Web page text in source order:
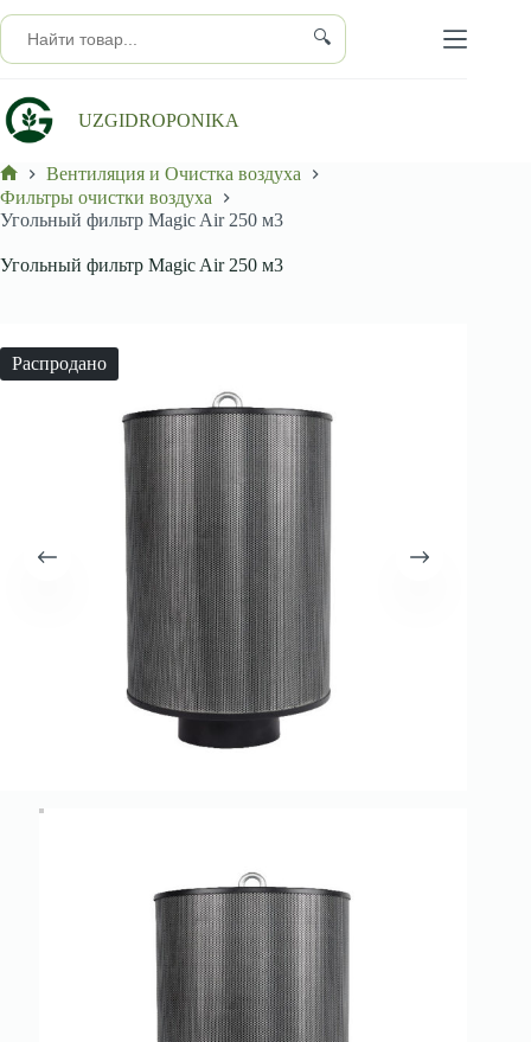
к
сути
🔍
UZGIDROPONIKA
Главная
Вентиляция и Очистка воздуха
Фильтры очистки воздуха
Угольный фильтр Magic Air 250 м3
Угольный фильтр Magic Air 250 м3
Распродано